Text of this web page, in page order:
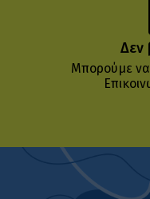
Δεν
Μπορούμε να